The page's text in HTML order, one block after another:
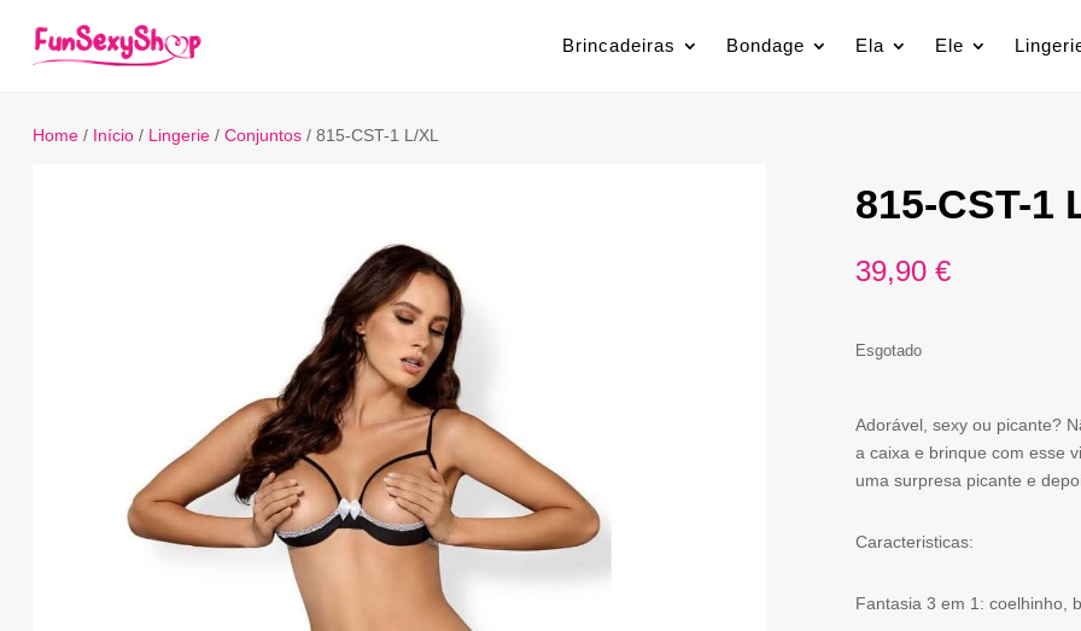
Brincadeiras Bondage Ela Ele
Home/ Início/ Lingerie/ Conjuntos/ 815-CST-1 L/XL
815-CST-1
39,90 €
Esgotado
Adorável, sexy ou picante?
a caixa e brinque com esse
uma surpresa picante e
Caracteristicas:
Fantasia 3 em 1: coelhinho,